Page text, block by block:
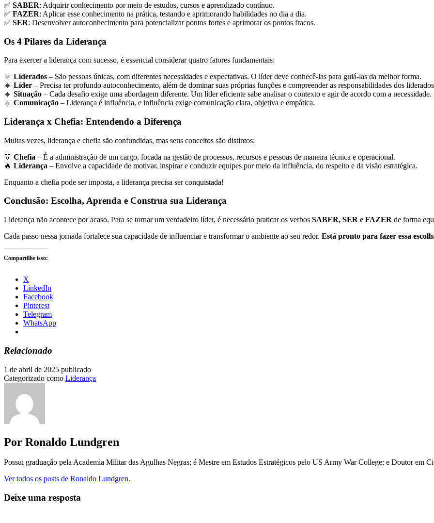
✅ SABER: Adquirir conhecimento por meio de estudos, cursos e aprendizado contínuo.
✅ FAZER: Aplicar esse conhecimento na prática, testando e aprimorando habilidades no dia a dia.
✅ SER: Desenvolver autoconhecimento para potencializar pontos fortes e aprimorar os pontos fracos.
Os 4 Pilares da Liderança
Para exercer a liderança com sucesso, é essencial considerar quatro fatores fundamentais:
🔹 Liderados – São pessoas únicas, com diferentes necessidades e expectativas. O líder deve conhecê-las para guiá-las da melhor forma.
🔹 Líder – Precisa ter profundo autoconhecimento, além de dominar suas próprias funções e compreender as responsabilidades dos
🔹 Situação – Cada desafio exige uma abordagem diferente. Um líder eficiente sabe analisar o contexto e agir de acordo com a necessidade.
🔹 Comunicação – Liderança é influência, e influência exige comunicação clara, objetiva e empática.
Liderança x Chefia: Entendendo a Diferença
Muitas vezes, liderança e chefia são confundidas, mas seus conceitos são distintos:
👔 Chefia – É a administração de um cargo, focada na gestão de processos, recursos e pessoas de maneira técnica e operacional.
🔥 Liderança – Envolve a capacidade de motivar, inspirar e conduzir equipes por meio da influência, do respeito e da visão estratégica.
Enquanto a chefia pode ser imposta, a liderança precisa ser conquistada!
Conclusão: Escolha, Aprenda e Construa sua Liderança
Liderança não acontece por acaso. Para se tornar um verdadeiro líder, é necessário praticar os verbos SABER, SER e FAZER de forma
Cada passo nessa jornada fortalece sua capacidade de influenciar e transformar o ambiente ao seu redor. Está pronto para fazer essa
Compartilhe isso:
X
LinkedIn
Facebook
Pinterest
Telegram
WhatsApp
Relacionado
1 de abril de 2025 publicado
Categorizado como Liderança
Por Ronaldo Lundgren
Possui graduação pela Academia Militar das Agulhas Negras; é Mestre em Estudos Estratégicos pelo US Army War College; e Doutor em
Ver todos os posts de Ronaldo Lundgren.
Deixe uma resposta